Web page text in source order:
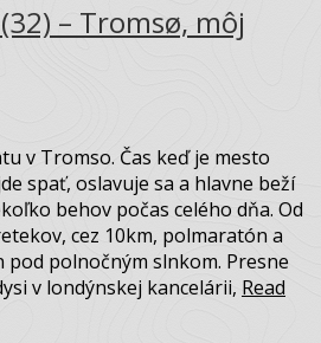
– Tromsø, môj
v Tromso. Čas keď je mesto
spať, oslavuje sa a hlavne beží
behov počas celého dňa. Od
cez 10km, polmaratón a
polnočným slnkom. Presne
v londýnskej kancelárii, Read